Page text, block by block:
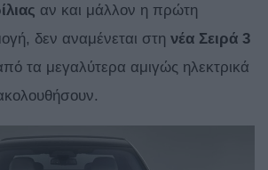
αν και μάλλον η πρώτη
δεν αναμένεται στη νέα Σειρά 3
τα μεγαλύτερα αμιγώς ηλεκτρικά